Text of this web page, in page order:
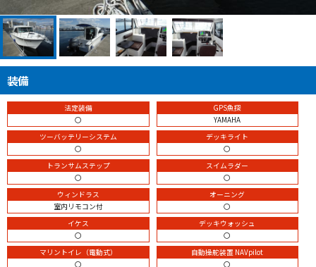
装備
法定装備
〇
GPS魚探
YAMAHA
ツーバッテリーシステム
〇
デッキライト
〇
トランサムステップ
〇
スイムラダー
〇
ウィンドラス
室内リモコン付
オーニング
〇
イケス
〇
デッキウォッシュ
〇
マリントイレ（電動式）
〇
自動操舵装置 NAVpilot
〇